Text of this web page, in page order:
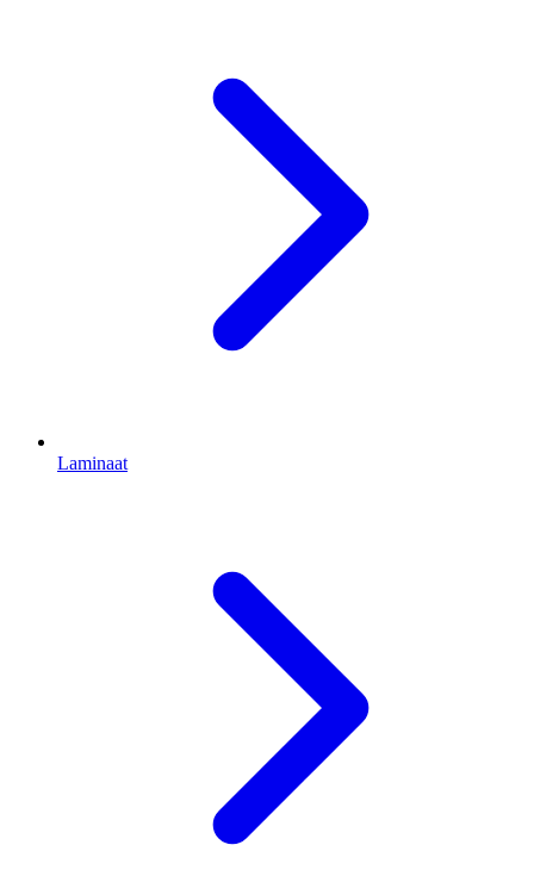
Laminaat